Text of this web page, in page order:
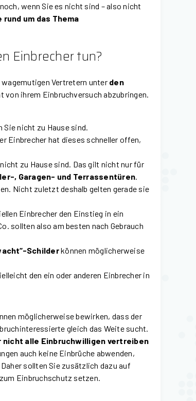
wenn Sie es nicht sind – also nicht
um das Thema
Einbrecher tun?
Vertretern unter den
von ihrem Einbruchversuch abzubringen.
Sie nicht zu Hause sind.
Einbrecher hat dieses schneller offen,
zu Hause sind. Das gilt nicht nur für
, Garagen- und Terrassentüren
Nicht zuletzt deshalb gelten gerade sie
Einbrecher den Einstieg in ein
sollten also am besten nach Gebrauch
Schilderkönnen möglicherweise
den ein oder anderen Einbrecher in
möglicherweise bewirken, dass der
gleich das Weite sucht.
nicht alle Einbruchwilligen vertreiben
auch keine Einbrüche abwenden,
sollten Sie zusätzlich dazu auf
Einbruchschutz setzen.